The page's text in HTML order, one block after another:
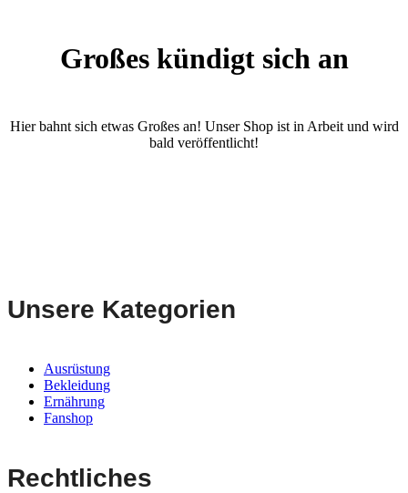
Großes kündigt sich an
Hier bahnt sich etwas Großes an! Unser Shop ist in Arbeit und wird
bald veröffentlicht!
Unsere Kategorien
Ausrüstung
Bekleidung
Ernährung
Fanshop
Rechtliches